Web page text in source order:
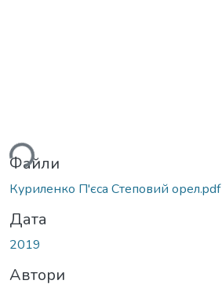
Файли
Куриленко П'єса Степовий орел.pdf
Дата
2019
Автори